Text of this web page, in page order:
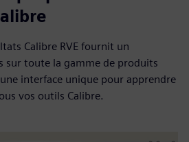
Calibre RVE fournit un
sur toute la gamme de produits
interface unique pour apprendre
vos outils Calibre.